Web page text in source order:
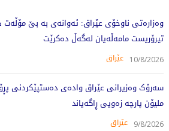
وەزارەتی ناوخۆی عێراق: ئەوانەی بە بێ
تیرۆریست مامەڵەیان لەگەڵ دەکرێت
10/8/2026 عێراق
سەرۆک وەزیرانی عێراق وادەی دەستپێکردنی
ملیۆن پارچە زەویی ڕاگەیاند
9/8/2026 عێراق